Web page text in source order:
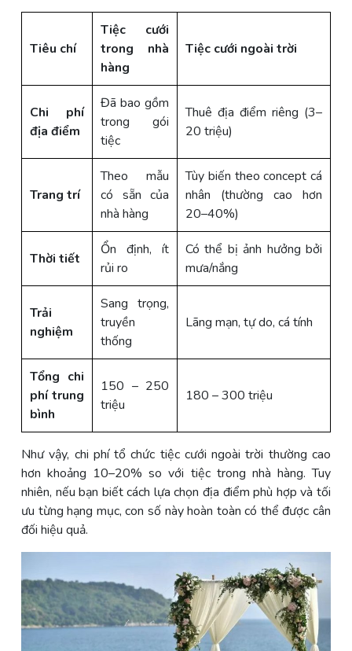
Tiêu chí
Tiệc cưới
trong nhà
hàng
Tiệc cưới ngoài trời
Chi phí
địa điểm
Đã bao gồm
trong gói
tiệc
Thuê địa điểm riêng (3–
20 triệu)
Trang trí
Theo mẫu
có sẵn của
nhà hàng
Tùy biến theo concept cá
nhân (thường cao hơn
20–40%)
Thời tiết
Ổn định, ít
rủi ro
Có thể bị ảnh hưởng bởi
mưa/nắng
Trải
nghiệm
Sang trọng,
truyền
thống
Lãng mạn, tự do, cá tính
Tổng chi
phí trung
bình
150 – 250
triệu
180 – 300 triệu
Như vậy, chi phí tổ chức tiệc cưới ngoài trời thường cao
hơn khoảng 10–20% so với tiệc trong nhà hàng. Tuy
nhiên, nếu bạn biết cách lựa chọn địa điểm phù hợp và tối
ưu từng hạng mục, con số này hoàn toàn có thể được cân
đối hiệu quả.